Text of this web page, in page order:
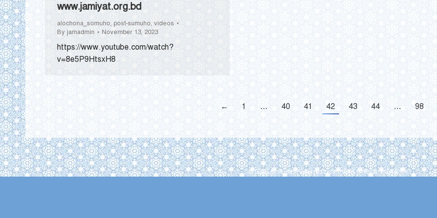
www.jamiyat.org.bd
alochona_somuho, post-sumuho, videos
By jamadmin November 13, 2023
https://www.youtube.com/watch?
v=8e5P9HtsxH8
← 1 … 40 41 42 43 44 … 98
© 2026 All Rights Reserved by বাংলাদেশ জমঈয়তে আহলে হাদীস